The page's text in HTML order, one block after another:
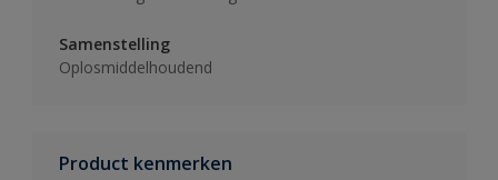
Samenstelling
Oplosmiddelhoudend
Product kenmerken